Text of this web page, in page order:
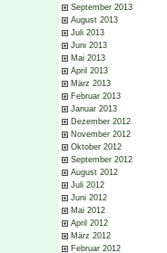
September 2013
August 2013
Juli 2013
Juni 2013
Mai 2013
April 2013
März 2013
Februar 2013
Januar 2013
Dezember 2012
November 2012
Oktober 2012
September 2012
August 2012
Juli 2012
Juni 2012
Mai 2012
April 2012
März 2012
Februar 2012